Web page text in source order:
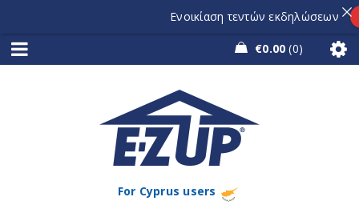
€0.00 0
For Cyprus users
Ενοικίαση τεντών εκδηλώσεων